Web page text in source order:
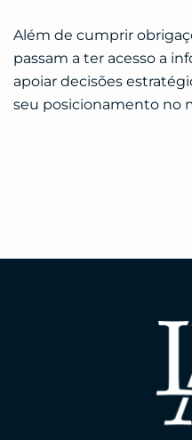
Além de cumprir
passam a ter acesso a
apoiar decisões
seu posicionamento no